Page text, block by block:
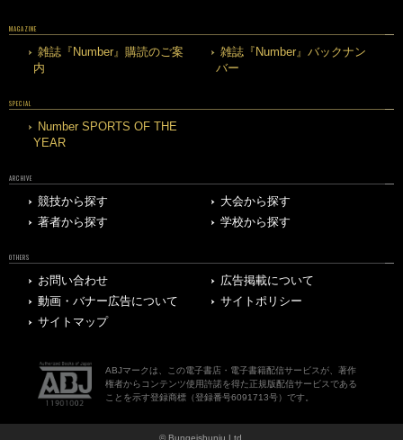
MAGAZINE
雑誌『Number』購読のご案
内
雑誌『Number』バックナン
バー
SPECIAL
Number SPORTS OF THE
YEAR
ARCHIVE
競技から探す
大会から探す
著者から探す
学校から探す
OTHERS
お問い合わせ
広告掲載について
動画・バナー広告について
サイトポリシー
サイトマップ
ABJマークは、この電子書店・電子書籍配信サービスが、著作
権者からコンテンツ使用許諾を得た正規版配信サービスである
ことを示す登録商標（登録番号6091713号）です。